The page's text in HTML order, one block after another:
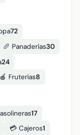
72
🥖 Panaderías30
24
🍎 Fruterías8
17
💳 Cajeros1